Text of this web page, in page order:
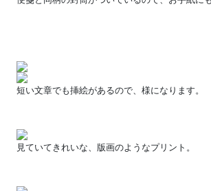
短い文章でも挿絵があるので、様になります。
見ていてきれいな、版画のようなプリント。